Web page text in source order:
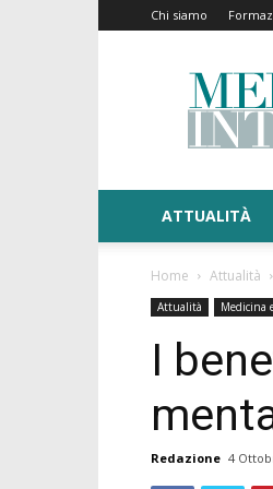
Chi siamo
Medicina
Integrata
ATTUALITÀ
Home Attualità
Attualità Medicina
I
Redazione 4